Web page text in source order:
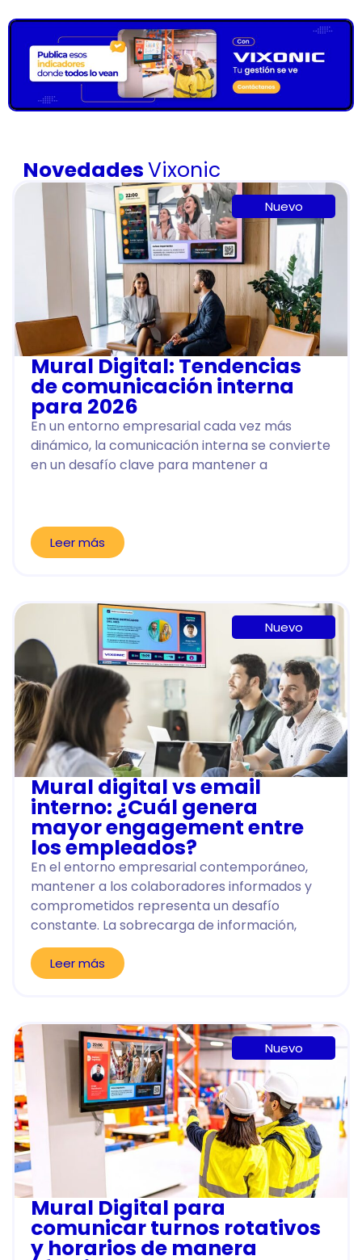
NovedadesVixonic
Nuevo
Mural Digital: Tendencias
de comunicación interna
para 2026
En un entorno empresarial cada vez más
dinámico, la comunicación interna se convierte
en un desafío clave para mantener a
Leer más
Nuevo
Mural digital vs email
interno: ¿Cuál genera
mayor engagement entre
los empleados?
En el entorno empresarial contemporáneo,
mantener a los colaboradores informados y
comprometidos representa un desafío
constante. La sobrecarga de información,
Leer más
Nuevo
Mural Digital para
comunicar turnos rotativos
y horarios de manera